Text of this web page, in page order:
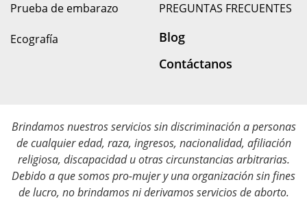
Prueba de embarazo
Ecografía
PREGUNTAS FRECUENTES
Blog
Contáctanos
Brindamos nuestros servicios sin discriminación a personas
de cualquier edad, raza, ingresos, nacionalidad, afiliación
religiosa, discapacidad u otras circunstancias arbitrarias.
Debido a que somos pro-mujer y una organización sin fines
de lucro, no brindamos ni derivamos servicios de aborto.